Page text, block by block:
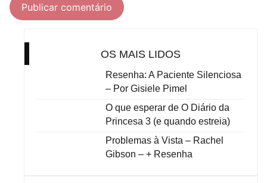
OS MAIS LIDOS
Resenha: A Paciente Silenciosa
– Por Gisiele Pimel
O que esperar de O Diário da
Princesa 3 (e quando estreia)
Problemas à Vista – Rachel
Gibson – + Resenha